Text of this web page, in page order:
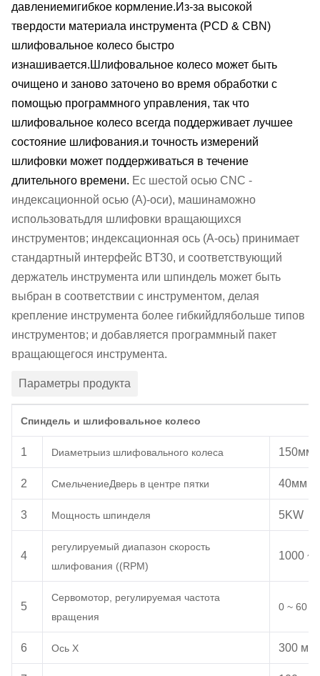
давлениемигибкое кормление.Из-за высокой
твердости материала инструмента (PCD & CBN)
шлифовальное колесо быстро
изнашивается.Шлифовальное колесо может быть
очищено и заново заточено во время обработки с
помощью программного управления, так что
шлифовальное колесо всегда поддерживает лучшее
состояние шлифования.и точность измерений
шлифовки может поддерживаться в течение
длительного времени. Ес шестой осью CNC -
индексационной осью (A)-оси), машинаможно
использоватьдля шлифовки вращающихся
инструментов; индексационная ось (A-ось) принимает
стандартный интерфейс BT30, и соответствующий
держатель инструмента или шпиндель может быть
выбран в соответствии с инструментом, делая
крепление инструмента более гибкийдлябольше типов
инструментов; и добавляется программный пакет
вращающегося инструмента.
Параметры продукта
Спиндель и шлифовальное колесо
1 Dиаметрыиз шлифовального колеса 150мм
2 СмельчениеДверь в центре пятки 40мм
3 Мощность шпинделя 5KW
4
регулируемый диапазон скорость
шлифования ((RPM)
1000 ~
5
Сервомотор, регулируемая частота
вращения
0 ~ 60
6 Ось X 300 мм